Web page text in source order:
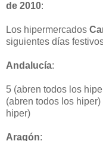
de 2010:
Los hipermercados
siguientes días
Andalucía:
5 (abren todos los
(abren todos los
hiper)
Aragón: